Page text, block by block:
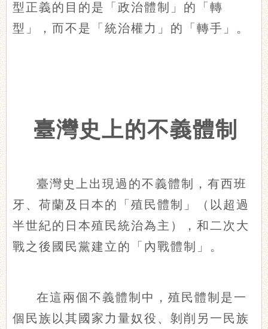
型正義的目的是「政治體制」的「轉
型」，而不是「統治權力」的「轉手」。
臺灣史上的不義體制
臺灣史上出現過的不義體制，有西班
牙、荷蘭及日本的「殖民體制」（以超過
半世紀的日本殖民統治為主），和二次大
戰之後國民黨建立的「內戰體制」。
在這兩個不義體制中，殖民體制是一
個民族以其國家力量奴役、剝削另一民族